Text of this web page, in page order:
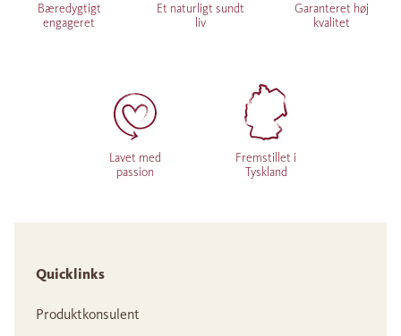
Bæredygtigt
engageret
Et naturligt sundt
liv
Garanteret høj
kvalitet
Lavet med
passion
Fremstillet i
Tyskland
Quicklinks
Produktkonsulent